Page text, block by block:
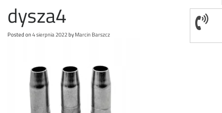
dysza4
Posted on4 sierpnia 2022byMarcin Barszcz